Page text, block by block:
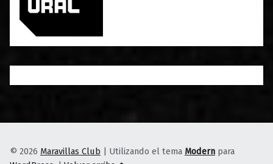
© 2026 Maravillas Club Utilizando el tema Modern para